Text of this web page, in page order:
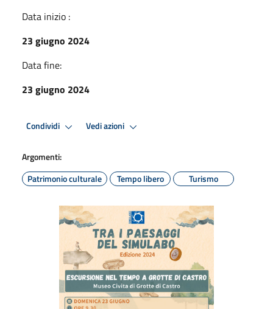
Data inizio :
23 giugno 2024
Data fine:
23 giugno 2024
Condividi Vedi azioni
Argomenti:
Patrimonio culturale
Tempo libero Turismo